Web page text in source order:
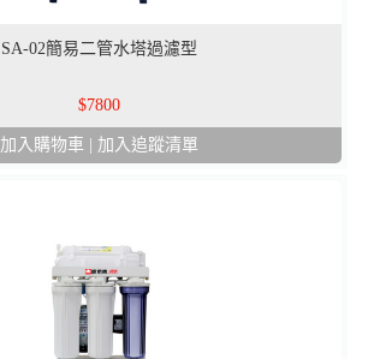
SA-02簡易二管水塔過濾型
7800
加入購物車| 加入追蹤清單